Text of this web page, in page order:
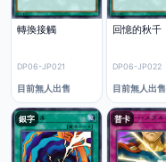
轉換接觸
DP06-JP021
目前無人出售
回憶的秋千
DP06-JP022
目前無人出售
銀字 普卡